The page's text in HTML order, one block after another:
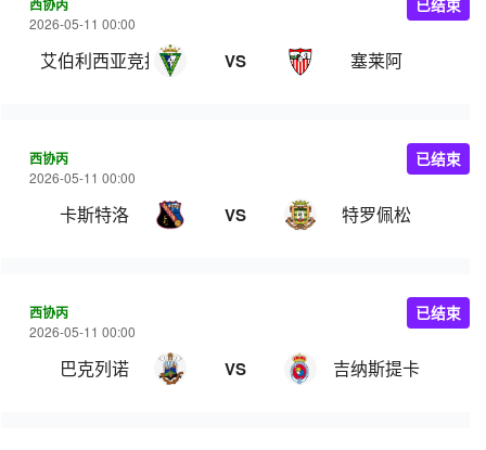
西协丙
2026-05-11 00:00
艾伯利西亚竞技 VS 塞莱阿
已结束
西协丙
2026-05-11 00:00
卡斯特洛 VS 特罗佩松
已结束
西协丙
2026-05-11 00:00
巴克列诺 VS 吉纳斯提卡
已结束